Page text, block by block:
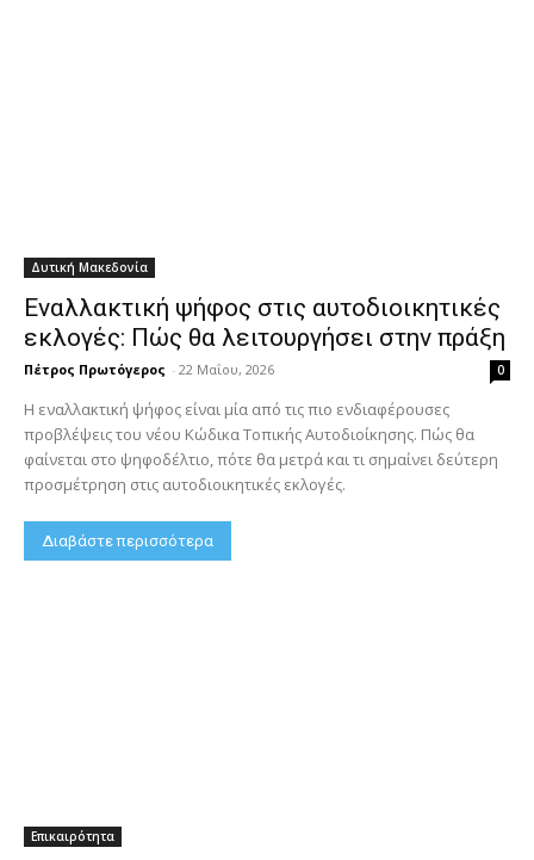
Δυτική Μακεδονία
Εναλλακτική ψήφος στις αυτοδιοικητικές
εκλογές: Πώς θα λειτουργήσει στην πράξη
Πέτρος Πρωτόγερος - 22 Μαΐου, 2026 0
Η εναλλακτική ψήφος είναι μία από τις πιο ενδιαφέρουσες
προβλέψεις του νέου Κώδικα Τοπικής Αυτοδιοίκησης. Πώς θα
φαίνεται στο ψηφοδέλτιο, πότε θα μετρά και τι σημαίνει δεύτερη
προσμέτρηση στις αυτοδιοικητικές εκλογές.
Διαβάστε περισσότερα
Επικαιρότητα